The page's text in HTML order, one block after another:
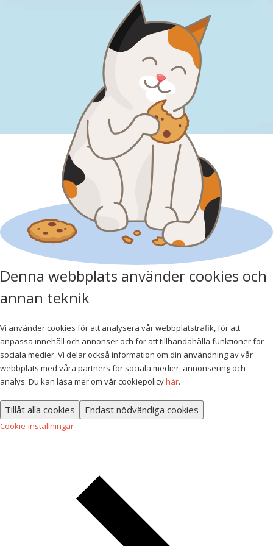
Denna webbplats använder cookies och
annan teknik
Vi använder cookies för att analysera vår webbplatstrafik, för att
anpassa innehåll och annonser och för att tillhandahålla funktioner för
sociala medier. Vi delar också information om din användning av vår
webbplats med våra partners för sociala medier, annonsering och
analys. Du kan läsa mer om vår cookiepolicyhär.
Tillåt alla cookies Endast nödvändiga cookies
Cookie-inställningar